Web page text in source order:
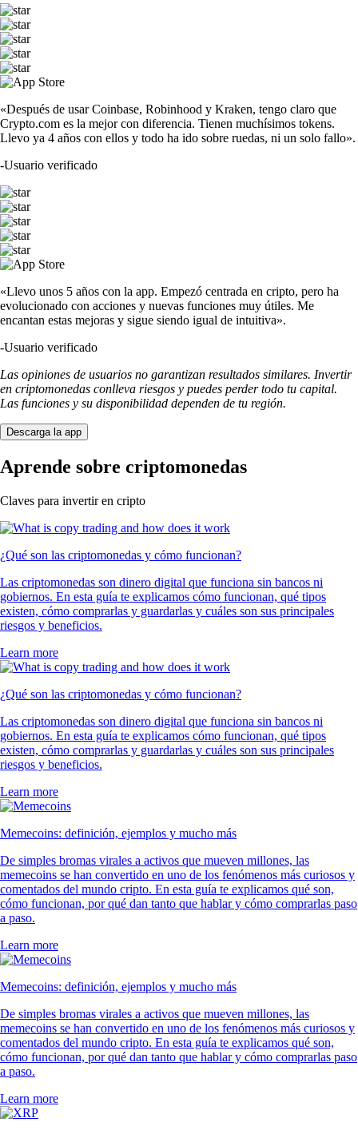
«Después de usar Coinbase, Robinhood y Kraken, tengo claro que
Crypto.com es la mejor con diferencia. Tienen muchísimos tokens.
Llevo ya 4 años con ellos y todo ha ido sobre ruedas, ni un solo fallo».
-Usuario verificado
«Llevo unos 5 años con la app. Empezó centrada en cripto, pero ha
evolucionado con acciones y nuevas funciones muy útiles. Me
encantan estas mejoras y sigue siendo igual de intuitiva».
-Usuario verificado
Las opiniones de usuarios no garantizan resultados similares. Invertir
en criptomonedas conlleva riesgos y puedes perder todo tu capital.
Las funciones y su disponibilidad dependen de tu región.
Descarga la app
Aprende sobre criptomonedas
Claves para invertir en cripto
¿Qué son las criptomonedas y cómo funcionan?
Las criptomonedas son dinero digital que funciona sin bancos ni
gobiernos. En esta guía te explicamos cómo funcionan, qué tipos
existen, cómo comprarlas y guardarlas y cuáles son sus principales
riesgos y beneficios.
Learn more
¿Qué son las criptomonedas y cómo funcionan?
Las criptomonedas son dinero digital que funciona sin bancos ni
gobiernos. En esta guía te explicamos cómo funcionan, qué tipos
existen, cómo comprarlas y guardarlas y cuáles son sus principales
riesgos y beneficios.
Learn more
Memecoins: definición, ejemplos y mucho más
De simples bromas virales a activos que mueven millones, las
memecoins se han convertido en uno de los fenómenos más curiosos y
comentados del mundo cripto. En esta guía te explicamos qué son,
cómo funcionan, por qué dan tanto que hablar y cómo comprarlas paso
a paso.
Learn more
Memecoins: definición, ejemplos y mucho más
De simples bromas virales a activos que mueven millones, las
memecoins se han convertido en uno de los fenómenos más curiosos y
comentados del mundo cripto. En esta guía te explicamos qué son,
cómo funcionan, por qué dan tanto que hablar y cómo comprarlas paso
a paso.
Learn more